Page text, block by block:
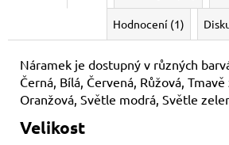
Hodnocení (1)
Náramek je dostupný v různých
Černá, Bílá, Červená, Růžová, Tmavě
Oranžová, Světle modrá, Světle
Velikost